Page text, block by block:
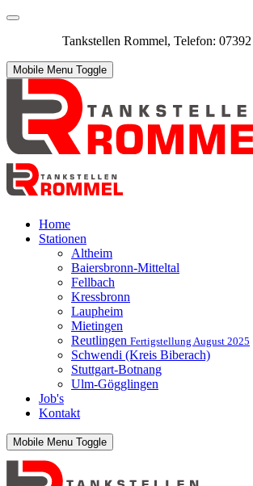
Tankstellen Rommel, Telefon:
Mobile Menu Toggle
Home
Stationen
Altheim
Baiersbronn-Mitteltal
Fellbach
Kressbronn
Laupheim
Mietingen
Reutlingen Fertigstellung August 2025
Schwendi (Kreis Biberach)
Stuttgart-Botnang
Ulm-Gögglingen
Job's
Kontakt
Mobile Menu Toggle